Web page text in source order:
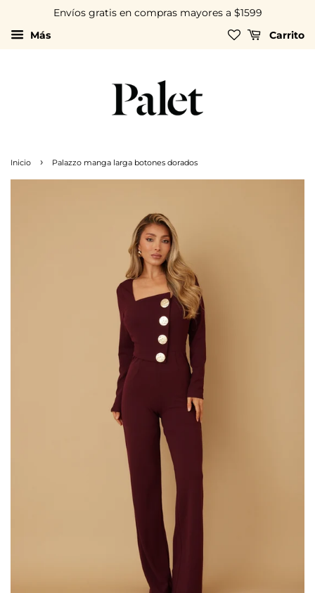
Envíos gratis en compras mayores a $1599
Más
Carrito
Inicio › Palazzo manga larga botones dorados